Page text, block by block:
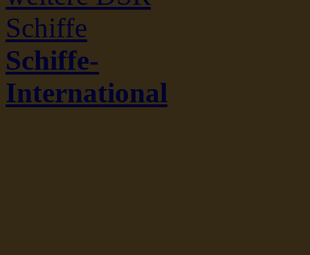
Schiffe
Schiffe-
International